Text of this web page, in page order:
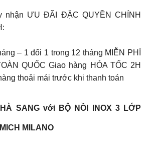
nhận ƯU ĐÃI ĐẶC QUYỀN CHÍNH
– 1 đổi 1 trong 12 tháng MIỄN PHÍ
QUỐC Giao hàng HỎA TỐC 2H
thoải mái trước khi thanh toán
SANG với BỘ NỒI INOX 3 LỚP
MILANO